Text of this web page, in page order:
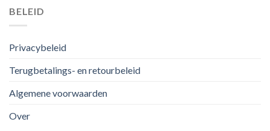
BELEID
Privacybeleid
Terugbetalings- en retourbeleid
Algemene voorwaarden
Over